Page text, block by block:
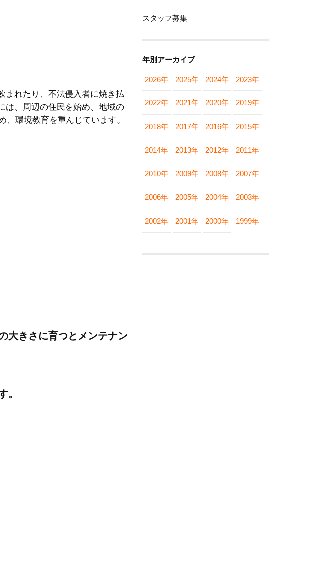
まれたり、不法侵入者に焼き払
は、周辺の住民を始め、地域の
、環境教育を重んじています。
大きさに育つとメンテナン
。
スタッフ募集
年別アーカイブ
2026年 2025年 2024年 2023年
2022年 2021年 2020年 2019年
2018年 2017年 2016年 2015年
2014年 2013年 2012年 2011年
2010年 2009年 2008年 2007年
2006年 2005年 2004年 2003年
2002年 2001年 2000年 1999年